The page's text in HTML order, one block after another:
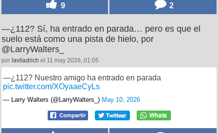
9 2
—¿112? Sí, ha entrado en parada… pero es que el
suelo está como una pista de hielo, por
@LarryWalters_
por laviladrich el 11 may 2026, 01:05
—¿112? Nuestro amigo ha entrado en parada
pic.twitter.com/XOyaaeCyLs
— Larry Walters (@LarryWalters_) May 10, 2026